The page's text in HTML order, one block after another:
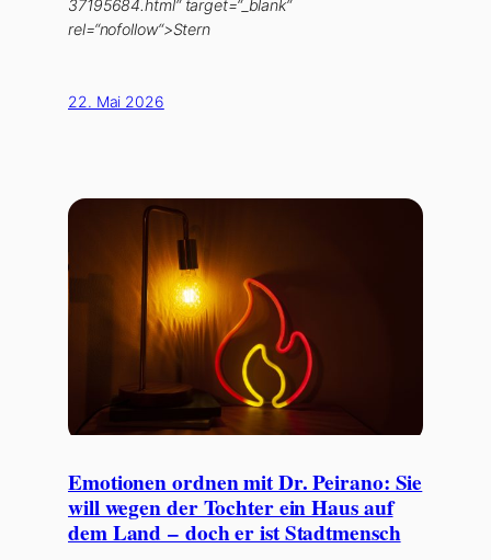
37195684.html“ target=“_blank“
rel=“nofollow“>Stern
22. Mai 2026
Emotionen ordnen mit Dr. Peirano: Sie
will wegen der Tochter ein Haus auf
dem Land – doch er ist Stadtmensch